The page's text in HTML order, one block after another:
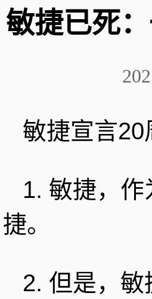
敏捷已死
敏捷宣言
1. 敏捷，
捷。
2. 但是，